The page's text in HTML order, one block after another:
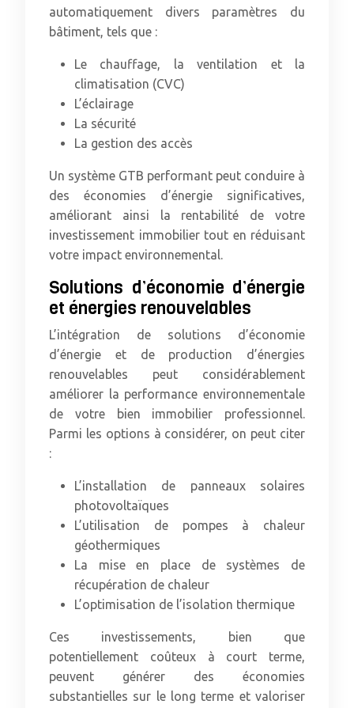
automatiquement divers paramètres du
bâtiment, tels que :
Le chauffage, la ventilation et la
climatisation (CVC)
L’éclairage
La sécurité
La gestion des accès
Un système GTB performant peut conduire à
des économies d’énergie significatives,
améliorant ainsi la rentabilité de votre
investissement immobilier tout en réduisant
votre impact environnemental.
Solutions d’économie d’énergie
et énergies renouvelables
L’intégration de solutions d’économie
d’énergie et de production d’énergies
renouvelables peut considérablement
améliorer la performance environnementale
de votre bien immobilier professionnel.
Parmi les options à considérer, on peut citer
:
L’installation de panneaux solaires
photovoltaïques
L’utilisation de pompes à chaleur
géothermiques
La mise en place de systèmes de
récupération de chaleur
L’optimisation de l’isolation thermique
Ces investissements, bien que
potentiellement coûteux à court terme,
peuvent générer des économies
substantielles sur le long terme et valoriser